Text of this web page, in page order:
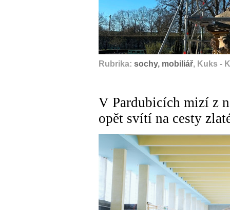
Rubrika: sochy, mobiliář, Kuks -
V Pardubicích mizí z
opět svítí na cesty